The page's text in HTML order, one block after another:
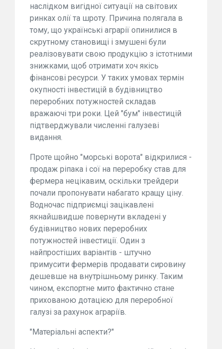
наслідком вигідної ситуації на світових
ринках олії та шроту. Причина полягала в
тому, що українські аграрії опинилися в
скрутному становищі і змушені були
реалізовувати свою продукцію з істотними
знижками, щоб отримати хоч якісь
фінансові ресурси. У таких умовах термін
окупності інвестицій в будівництво
переробних потужностей складав
вражаючі три роки. Цей "бум" інвестицій
підтверджували численні галузеві
видання.
Проте щойно "морські ворота" відкрилися -
продаж ріпака і сої на переробку став для
фермера нецікавим, оскільки трейдери
почали пропонувати набагато кращу ціну.
Водночас підприємці зацікавлені
якнайшвидше повернути вкладені у
будівництво нових переробних
потужностей інвестиції. Один з
найпростіших варіантів - штучно
примусити фермерів продавати сировину
дешевше на внутрішньому ринку. Таким
чином, експортне мито фактично стане
прихованою дотацією для переробної
галузі за рахунок аграріїв.
"Матеріальні аспекти?"